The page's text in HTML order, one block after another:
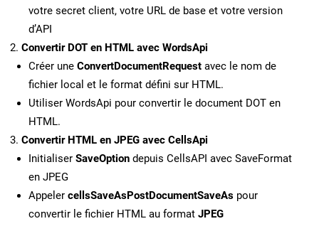
votre secret client, votre URL de base et votre version
d’API
Convertir DOT en HTML avec WordsApi
Créer une ConvertDocumentRequest avec le nom de
fichier local et le format défini sur HTML.
Utiliser WordsApi pour convertir le document DOT en
HTML.
Convertir HTML en JPEG avec CellsApi
Initialiser SaveOption depuis CellsAPI avec SaveFormat
en JPEG
Appeler cellsSaveAsPostDocumentSaveAs pour
convertir le fichier HTML au format JPEG